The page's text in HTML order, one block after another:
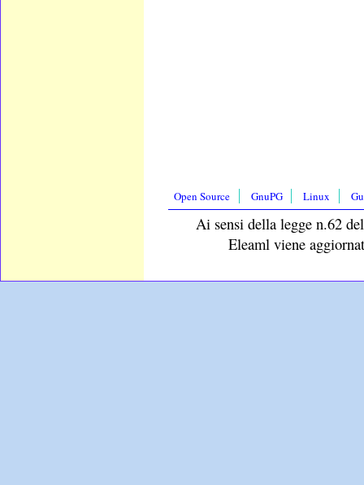
Open Source GnuPG Linux
Ai sensi della legge n.62
Eleaml viene